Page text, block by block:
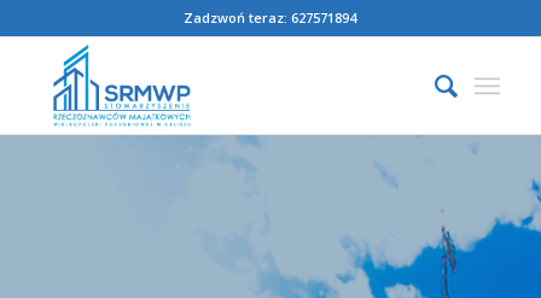
Zadzwoń teraz: 627571894